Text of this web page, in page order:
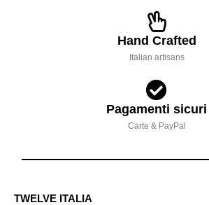
Hand Crafted
Italian artisans
Pagamenti sicuri
Carte & PayPal
TWELVE ITALIA